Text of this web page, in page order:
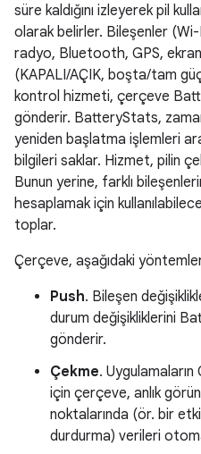
süre kaldığını izleyerek pil
olarak belirler. Bileşenler
radyo, Bluetooth, GPS,
(KAPALI/AÇIK, boşta/tam
kontrol hizmeti, çerçeve
gönderir. BatteryStats,
yeniden başlatma işlemleri
bilgileri saklar. Hizmet, pilin
Bunun yerine, farklı
hesaplamak için
toplar.
Çerçeve, aşağıdaki
Push. Bileşen
durum değişikliklerini
gönderir.
Çekme. Uygulamaların
için çerçeve, anlık
noktalarında (ör. bir
durdurma) verileri